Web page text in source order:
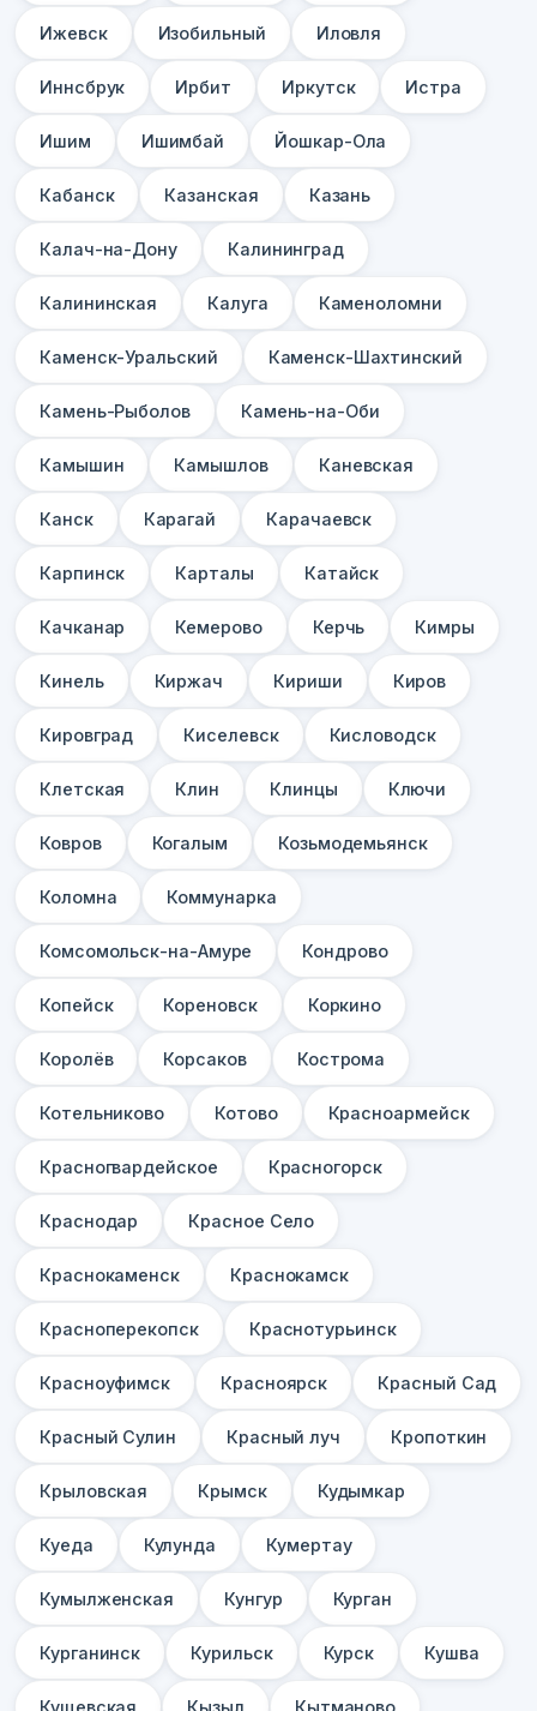
Ижевск Изобильный Иловля
Иннсбрук Ирбит Иркутск Истра
Ишим Ишимбай Йошкар-Ола
Кабанск Казанская Казань
Калач-на-Дону Калининград
Калининская Калуга Каменоломни
Каменск-Уральский Каменск-Шахтинский
Камень-Рыболов Камень-на-Оби
Камышин Камышлов Каневская
Канск Карагай Карачаевск
Карпинск Карталы Катайск
Качканар Кемерово Керчь Кимры
Кинель Киржач Кириши Киров
Кировград Киселевск Кисловодск
Клетская Клин Клинцы Ключи
Ковров Когалым Козьмодемьянск
Коломна Коммунарка
Комсомольск-на-Амуре Кондрово
Копейск Кореновск Коркино
Королёв Корсаков Кострома
Котельниково Котово Красноармейск
Красногвардейское Красногорск
Краснодар Красное Село
Краснокаменск Краснокамск
Красноперекопск Краснотурьинск
Красноуфимск Красноярск Красный Сад
Красный Сулин Красный луч Кропоткин
Крыловская Крымск Кудымкар
Куеда Кулунда Кумертау
Кумылженская Кунгур Курган
Курганинск Курильск Курск Кушва
Кущевская Кызыл Кытманово